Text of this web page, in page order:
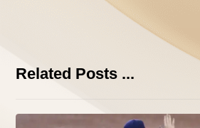
Related Posts ...